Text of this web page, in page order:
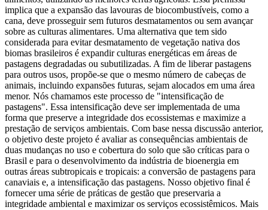
implica que a expansão das lavouras de biocombustíveis, como a
cana, deve prosseguir sem futuros desmatamentos ou sem avançar
sobre as culturas alimentares. Uma alternativa que tem sido
considerada para evitar desmatamento de vegetação nativa dos
biomas brasileiros é expandir culturas energéticas em áreas de
pastagens degradadas ou subutilizadas. A fim de liberar pastagens
para outros usos, propõe-se que o mesmo número de cabeças de
animais, incluindo expansões futuras, sejam alocados em uma área
menor. Nós chamamos este processo de "intensificação de
pastagens". Essa intensificação deve ser implementada de uma
forma que preserve a integridade dos ecossistemas e maximize a
prestação de serviços ambientais. Com base nessa discussão anterior,
o objetivo deste projeto é avaliar as consequências ambientais de
duas mudanças no uso e cobertura do solo que são críticas para o
Brasil e para o desenvolvimento da indústria de bioenergia em
outras áreas subtropicais e tropicais: a conversão de pastagens para
canaviais e, a intensificação das pastagens. Nosso objetivo final é
fornecer uma série de práticas de gestão que preservaria a
integridade ambiental e maximizar os serviços ecossistêmicos. Mais